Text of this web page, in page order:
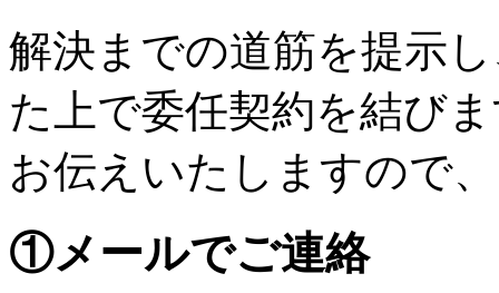
解決までの道筋を提示
た上で委任契約を結び
お伝えいたしますので
①メールでご連絡